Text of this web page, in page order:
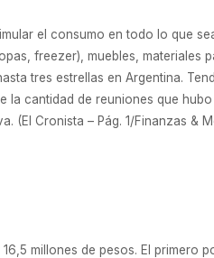
el consumo en todo lo que
freezer), muebles, materiales
tres estrellas en Argentina.
cantidad de reuniones que
Cronista – Pág. 1/Finanzas &
millones de pesos. El primero